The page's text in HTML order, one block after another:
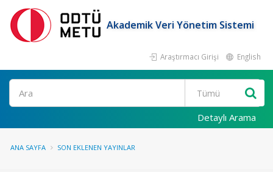
Akademik Veri Yönetim Sistemi
Araştırmacı Girişi English
Ara
Detaylı Arama
ANA SAYFA SON EKLENEN YAYINLAR